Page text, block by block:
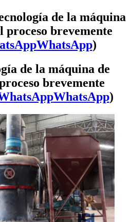
de la máquina
proceso brevemente
WhatsApp)
de la máquina de
brevemente
WhatsApp)